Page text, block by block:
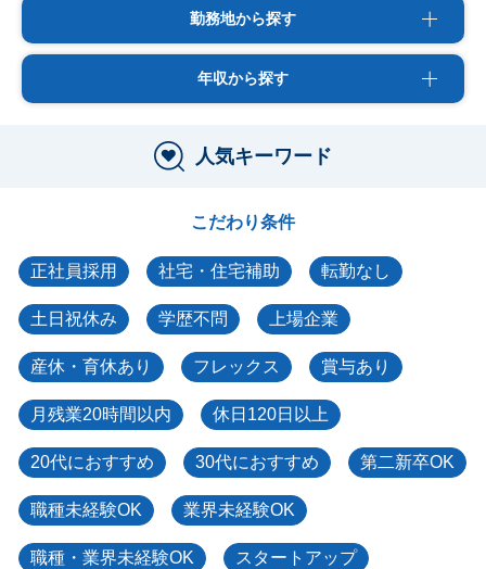
勤務地から探す
年収から探す
人気キーワード
こだわり条件
正社員採用 社宅・住宅補助 転勤なし
土日祝休み 学歴不問 上場企業
産休・育休あり フレックス 賞与あり
月残業20時間以内 休日120日以上
20代におすすめ 30代におすすめ 第二新卒OK
職種未経験OK 業界未経験OK
職種・業界未経験OK スタートアップ